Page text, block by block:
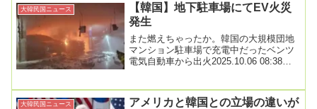
大韓民国ニュース
【韓国】地下駐車場にてEV火災
発生
また燃えちゃったか。韓国の大規模団地
マンション駐車場で充電中だったベンツ
電気自動車から出火2025.10.06 08:38韓
大韓民国ニュース
アメリカと韓国との立場の違いが